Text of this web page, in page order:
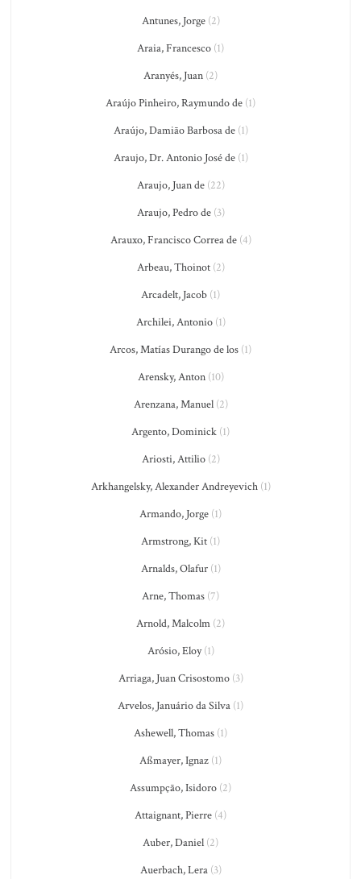
Antunes, Jorge(2)
Araia, Francesco (1)
Aranyés, Juan (2)
Araújo Pinheiro, Raymundo de (1)
Araújo, Damião Barbosa de(1)
Araujo, Dr. Antonio José de(1)
Araujo, Juan de(22)
Araujo, Pedro de(3)
Arauxo, Francisco Correa de(4)
Arbeau, Thoinot(2)
Arcadelt, Jacob (1)
Archilei, Antonio(1)
Arcos, Matías Durango de los (1)
Arensky, Anton(10)
Arenzana, Manuel(2)
Argento, Dominick (1)
Ariosti, Attilio(2)
Arkhangelsky, Alexander Andreyevich(1)
Armando, Jorge (1)
Armstrong, Kit (1)
Arnalds, Olafur(1)
Arne, Thomas (7)
Arnold, Malcolm (2)
Arósio, Eloy(1)
Arriaga, Juan Crisostomo(3)
Arvelos, Januário da Silva (1)
Ashewell, Thomas (1)
Aßmayer, Ignaz (1)
Assumpção, Isidoro (2)
Attaignant, Pierre (4)
Auber, Daniel (2)
Auerbach, Lera(3)